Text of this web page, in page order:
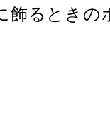
飾るときの